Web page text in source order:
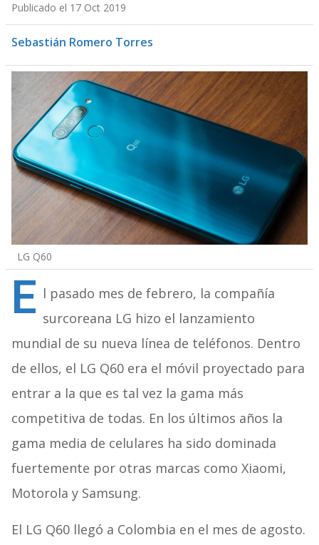
Publicado el 17 Oct 2019
Sebastián Romero Torres
LG Q60
E l pasado mes de febrero, la compañía
surcoreana LG hizo el lanzamiento
mundial de su nueva línea de teléfonos. Dentro
de ellos, el LG Q60 era el móvil proyectado para
entrar a la que es tal vez la gama más
competitiva de todas. En los últimos años la
gama media de celulares ha sido dominada
fuertemente por otras marcas como Xiaomi,
Motorola y Samsung.
El LG Q60 llegó a Colombia en el mes de agosto.